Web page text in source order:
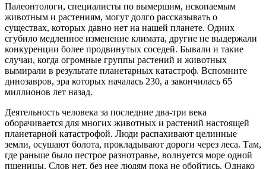
Палеонтологи, специалисты по вымершим, ископаемым
животным и растениям, могут долго рассказывать о
существах, которых давно нет на нашей планете. Одних
сгубило медленное изменение климата, другие не выдержали
конкуренции более продвинутых соседей. Бывали и такие
случаи, когда огромные группы растений и животных
вымирали в результате планетарных катастроф. Вспомните
динозавров, эра которых началась 230, а закончилась 65
миллионов лет назад.
Деятельность человека за последние два-три века
оборачивается для многих животных и растений настоящей
планетарной катастрофой. Люди распахивают целинные
земли, осушают болота, прокладывают дороги через леса. Там,
где раньше было пестрое разнотравье, волнуется море одной
пшеницы. Слов нет, без нее людям пока не обойтись. Однако